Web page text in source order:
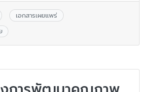
เอกสารเผยแพร่